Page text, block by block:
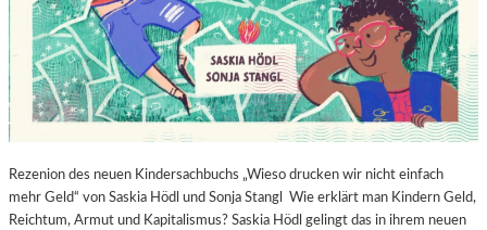
Rezenion des neuen Kindersachbuchs „Wieso drucken wir nicht einfach
mehr Geld“ von Saskia Hödl und Sonja Stangl Wie erklärt man Kindern Geld,
Reichtum, Armut und Kapitalismus? Saskia Hödl gelingt das in ihrem neuen